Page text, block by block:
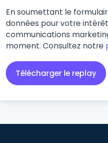
En soumettant le
données pour votre
communications
moment. Consultez notre